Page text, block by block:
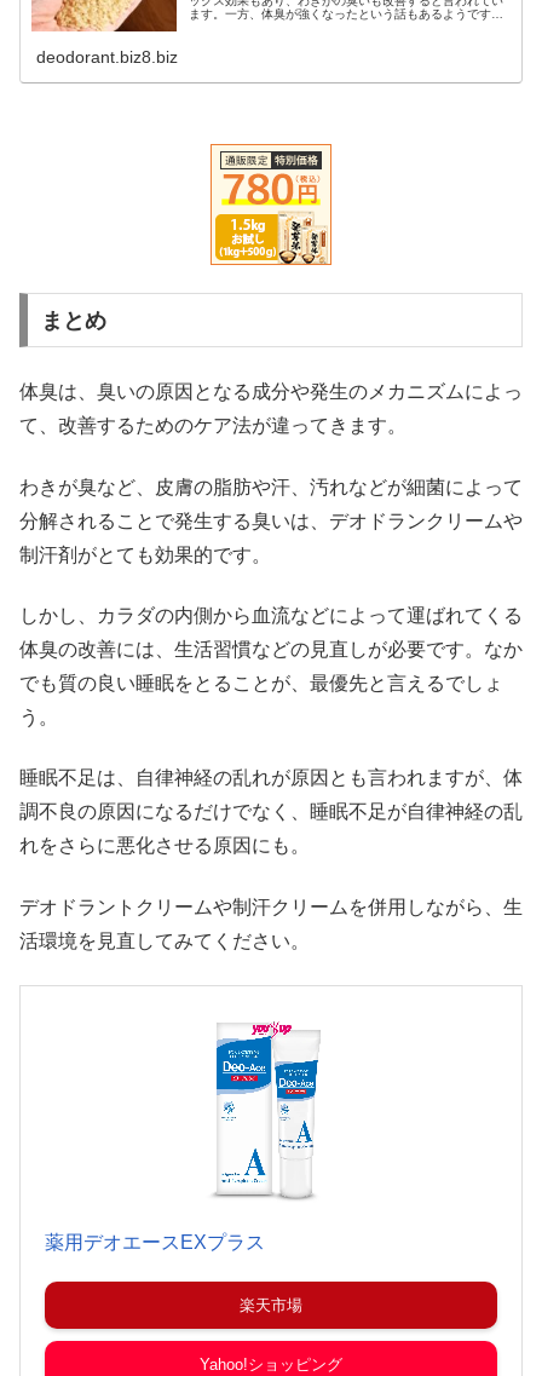
ます。一方、体臭が強くなったという話もあるようです
deodorant.biz8.biz
まとめ
体臭は、臭いの原因となる成分や発生のメカニズムによっ
て、改善するためのケア法が違ってきます。
わきが臭など、皮膚の脂肪や汗、汚れなどが細菌によって
分解されることで発生する臭いは、デオドランクリームや
制汗剤がとても効果的です。
しかし、カラダの内側から血流などによって運ばれてくる
体臭の改善には、生活習慣などの見直しが必要です。なか
でも質の良い睡眠をとることが、最優先と言えるでしょ
う。
睡眠不足は、自律神経の乱れが原因とも言われますが、体
調不良の原因になるだけでなく、睡眠不足が自律神経の乱
れをさらに悪化させる原因にも。
デオドラントクリームや制汗クリームを併用しながら、生
活環境を見直してみてください。
薬用デオエースEXプラス
楽天市場
Yahoo!ショッピング